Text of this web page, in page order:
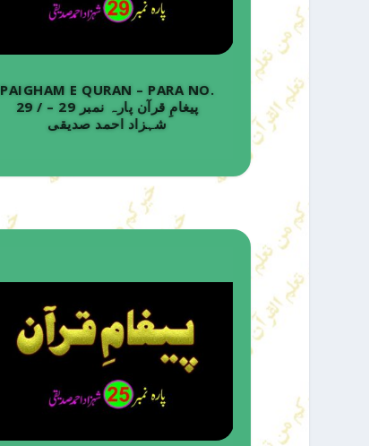
PAIGHAM E QURAN – PARA NO.
29 / پیغامِ قرآن پارہ نمبر 29 –
شہزاد احمد صدیقی